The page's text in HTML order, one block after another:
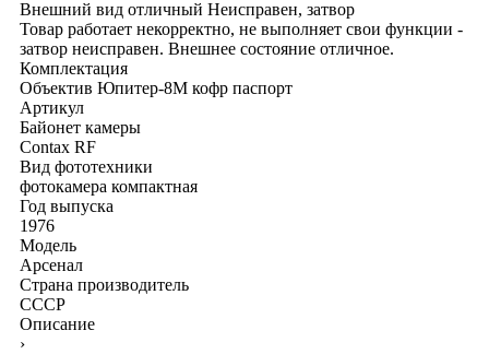
Внешний вид отличный Неисправен, затвор
Товар работает некорректно, не выполняет свои функции -
затвор неисправен. Внешнее состояние отличное.
Комплектация
Объектив Юпитер-8М кофр паспорт
Артикул
Байонет камеры
Contax RF
Вид фототехники
фотокамера компактная
Год выпуска
1976
Модель
Арсенал
Страна производитель
СССР
Описание
›